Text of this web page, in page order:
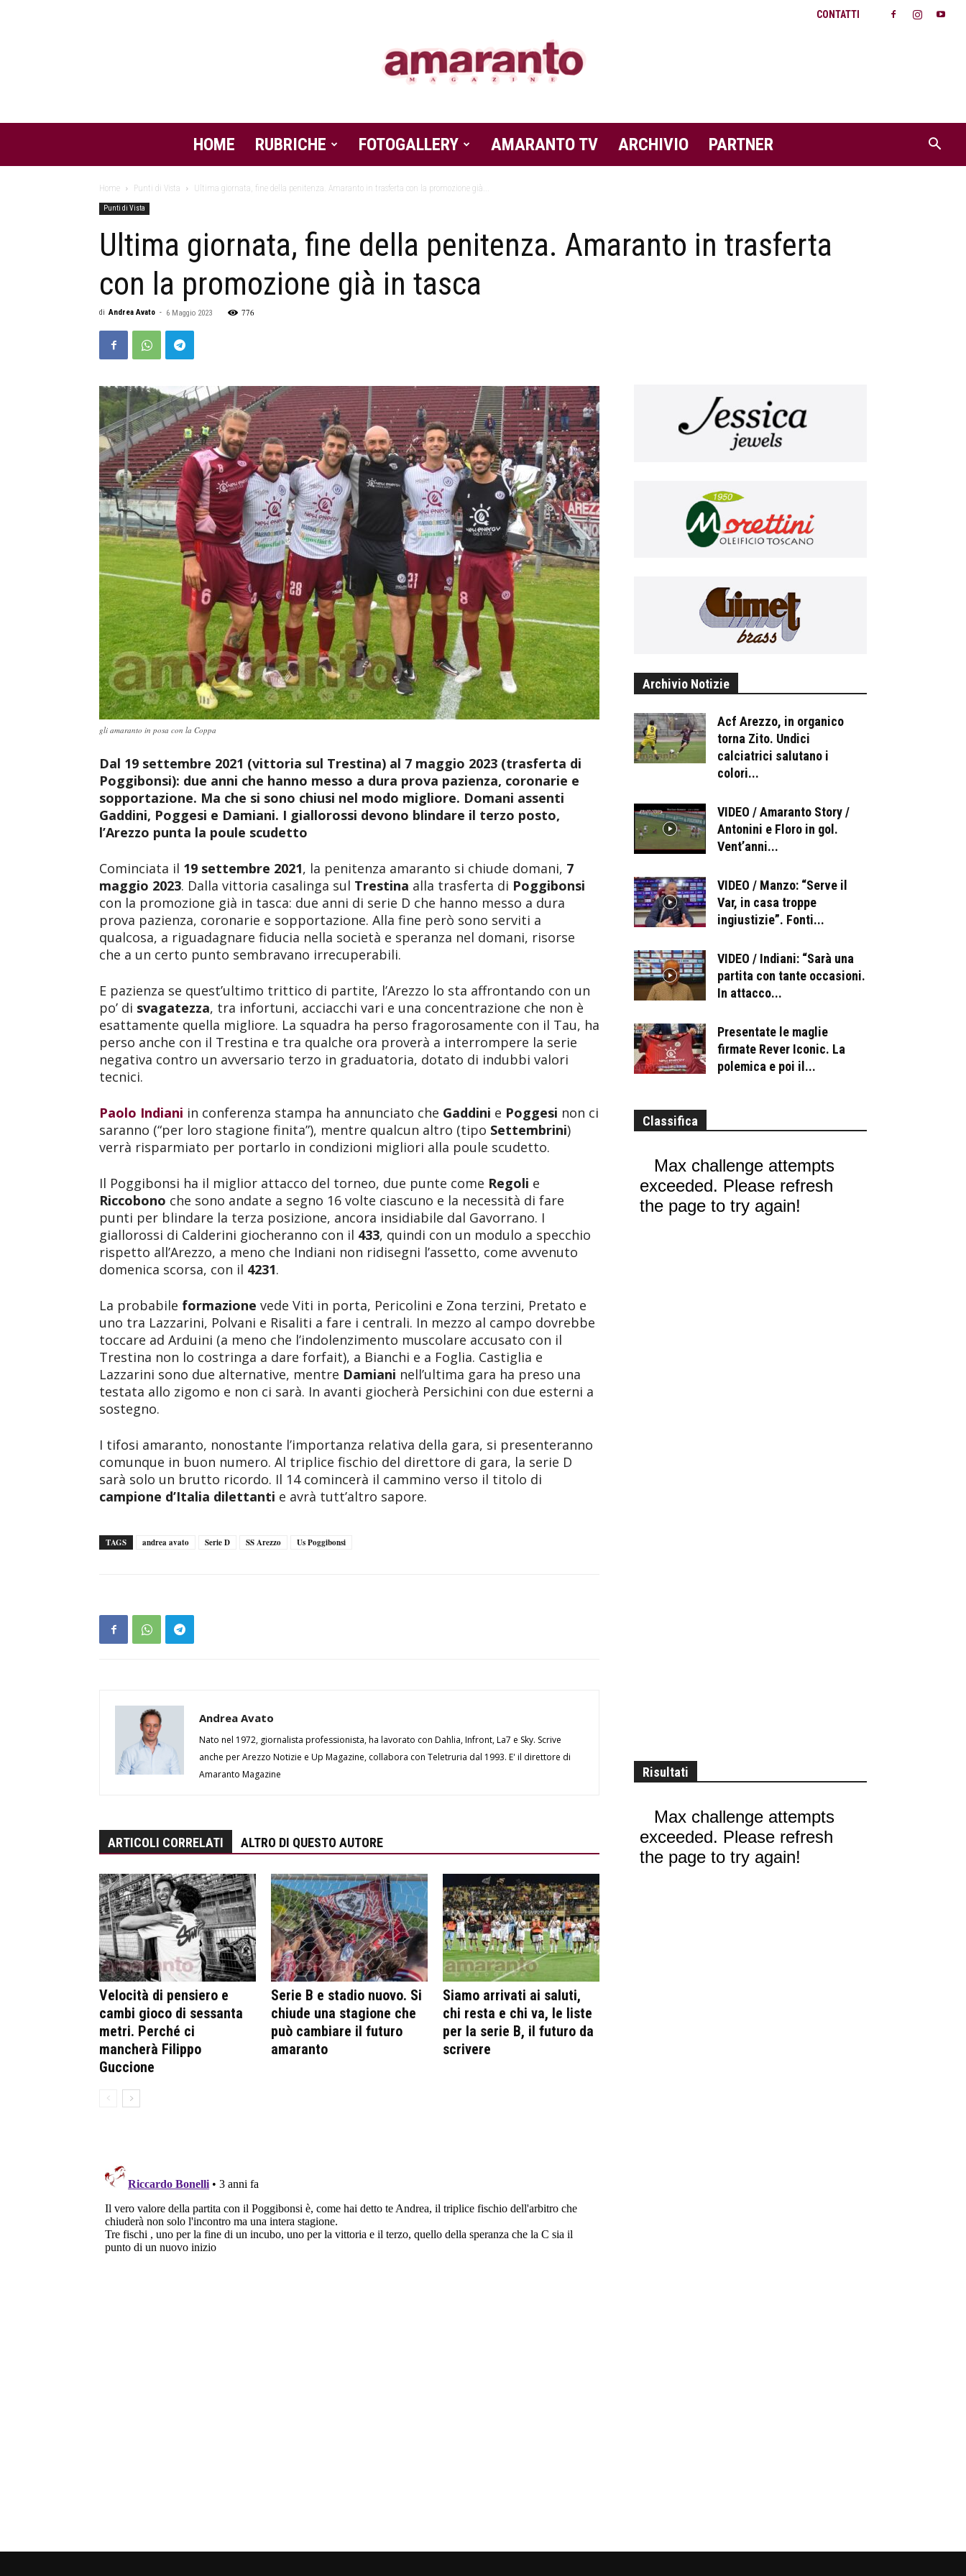
CONTATTI
Amaranto
Magazine
HOME RUBRICHE FOTOGALLERY AMARANTO TV ARCHIVIO PARTNER
Home Punti di Vista Ultima giornata, fine della penitenza. Amaranto in trasferta con la promozione già...
Punti di Vista
Ultima giornata, fine della penitenza. Amaranto in trasferta
con la promozione già in tasca
di Andrea Avato - 6 Maggio 2023 776
gli amaranto in posa con la Coppa
Dal 19 settembre 2021 (vittoria sul Trestina) al 7 maggio 2023 (trasferta di
Poggibonsi): due anni che hanno messo a dura prova pazienza, coronarie e
sopportazione. Ma che si sono chiusi nel modo migliore. Domani assenti
Gaddini, Poggesi e Damiani. I giallorossi devono blindare il terzo posto,
l’Arezzo punta la poule scudetto
Cominciata il 19 settembre 2021, la penitenza amaranto si chiude domani, 7
maggio 2023. Dalla vittoria casalinga sul Trestina alla trasferta di Poggibonsi
con la promozione già in tasca: due anni di serie D che hanno messo a dura
prova pazienza, coronarie e sopportazione. Alla fine però sono serviti a
qualcosa, a riguadagnare fiducia nella società e speranza nel domani, risorse
che a un certo punto sembravano irrecuperabili.
E pazienza se quest’ultimo trittico di partite, l’Arezzo lo sta affrontando con un
po’ di svagatezza, tra infortuni, acciacchi vari e una concentrazione che non è
esattamente quella migliore. La squadra ha perso fragorosamente con il Tau, ha
perso anche con il Trestina e tra qualche ora proverà a interrompere la serie
negativa contro un avversario terzo in graduatoria, dotato di indubbi valori
tecnici.
Paolo Indiani in conferenza stampa ha annunciato che Gaddini e Poggesi non ci
saranno (“per loro stagione finita”), mentre qualcun altro (tipo Settembrini)
verrà risparmiato per portarlo in condizioni migliori alla poule scudetto.
Il Poggibonsi ha il miglior attacco del torneo, due punte come Regoli e
Riccobono che sono andate a segno 16 volte ciascuno e la necessità di fare
punti per blindare la terza posizione, ancora insidiabile dal Gavorrano. I
giallorossi di Calderini giocheranno con il 433, quindi con un modulo a specchio
rispetto all’Arezzo, a meno che Indiani non ridisegni l’assetto, come avvenuto
domenica scorsa, con il 4231.
La probabile formazione vede Viti in porta, Pericolini e Zona terzini, Pretato e
uno tra Lazzarini, Polvani e Risaliti a fare i centrali. In mezzo al campo dovrebbe
toccare ad Arduini (a meno che l’indolenzimento muscolare accusato con il
Trestina non lo costringa a dare forfait), a Bianchi e a Foglia. Castiglia e
Lazzarini sono due alternative, mentre Damiani nell’ultima gara ha preso una
testata allo zigomo e non ci sarà. In avanti giocherà Persichini con due esterni a
sostegno.
I tifosi amaranto, nonostante l’importanza relativa della gara, si presenteranno
comunque in buon numero. Al triplice fischio del direttore di gara, la serie D
sarà solo un brutto ricordo. Il 14 comincerà il cammino verso il titolo di
campione d’Italia dilettanti e avrà tutt’altro sapore.
TAGS andrea avato Serie D SS Arezzo Us Poggibonsi
Andrea Avato
Nato nel 1972, giornalista professionista, ha lavorato con Dahlia, Infront, La7 e Sky. Scrive
anche per Arezzo Notizie e Up Magazine, collabora con Teletruria dal 1993. E' il direttore di
Amaranto Magazine
ARTICOLI CORRELATI ALTRO DI QUESTO AUTORE
Velocità di pensiero e
cambi gioco di sessanta
metri. Perché ci
mancherà Filippo
Guccione
Serie B e stadio nuovo. Si
chiude una stagione che
può cambiare il futuro
amaranto
Siamo arrivati ai saluti,
chi resta e chi va, le liste
per la serie B, il futuro da
scrivere
Archivio Notizie
Acf Arezzo, in organico
torna Zito. Undici
calciatrici salutano i
colori...
VIDEO / Amaranto Story /
Antonini e Floro in gol.
Vent’anni...
VIDEO / Manzo: “Serve il
Var, in casa troppe
ingiustizie”. Fonti...
VIDEO / Indiani: “Sarà una
partita con tante occasioni.
In attacco...
Presentate le maglie
firmate Rever Iconic. La
polemica e poi il...
Classifica
Risultati